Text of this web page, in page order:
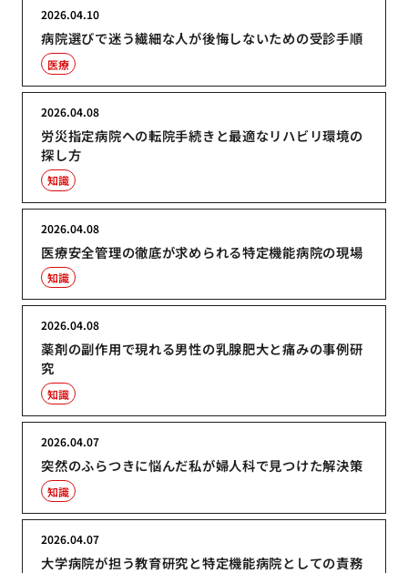
病院選びで迷う繊細な人が後悔しないための受診手順
2026.04.10
医療
労災指定病院への転院手続きと最適なリハビリ環境の
探し方
2026.04.08
知識
医療安全管理の徹底が求められる特定機能病院の現場
2026.04.08
知識
薬剤の副作用で現れる男性の乳腺肥大と痛みの事例研
究
2026.04.08
知識
突然のふらつきに悩んだ私が婦人科で見つけた解決策
2026.04.07
知識
大学病院が担う教育研究と特定機能病院としての責務
2026.04.07